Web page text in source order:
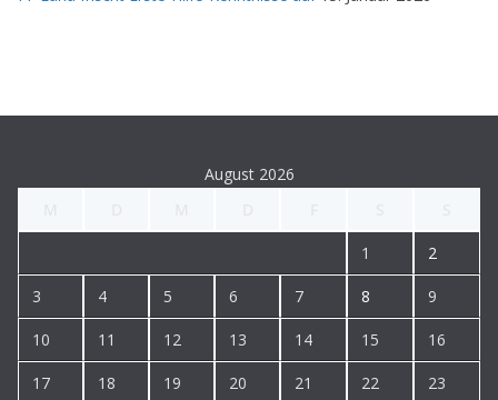
August 2026
1 2
3 4 5 6 7 8 9
10 11 12 13 14 15 16
17 18 19 20 21 22 23